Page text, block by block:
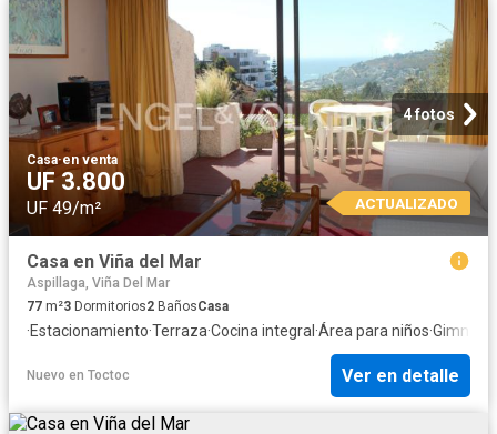
4 fotos
Casa·en venta
UF 3.800
UF 49/m² ACTUALIZADO
Casa en Viña del Mar
Aspillaga, Viña Del Mar
77 m²3 Dormitorios2 BañosCasa
·Estacionamiento·Terraza·Cocina integral·Área para niños·Gimnasio
Nuevo en Toctoc Ver en detalle